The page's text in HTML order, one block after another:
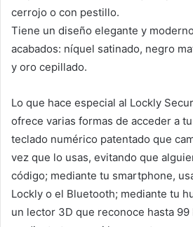
cerrojo o con pestillo.
Tiene un diseño elegante y
acabados: níquel satinado, negro
y oro cepillado.
Lo que hace especial al Lockly
ofrece varias formas de acceder a
teclado numérico patentado que
vez que lo usas, evitando que
código; mediante tu smartphone,
Lockly o el Bluetooth; mediante tu
un lector 3D que reconoce hasta